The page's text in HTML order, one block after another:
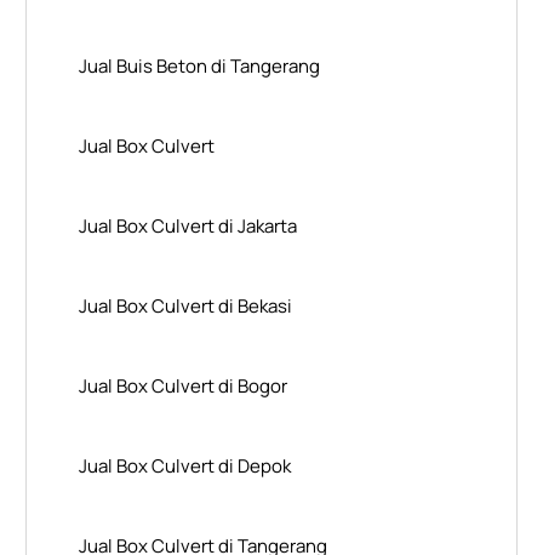
Jual Buis Beton di Tangerang
Jual Box Culvert
Jual Box Culvert di Jakarta
Jual Box Culvert di Bekasi
Jual Box Culvert di Bogor
Jual Box Culvert di Depok
Jual Box Culvert di Tangerang